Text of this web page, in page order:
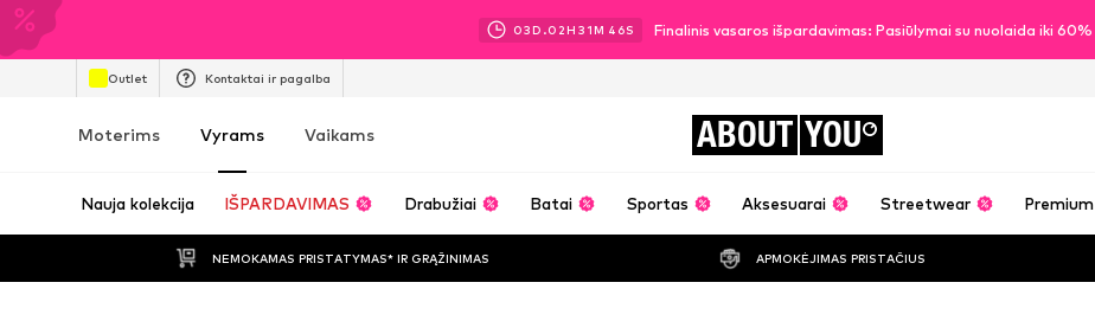
03D.02H 31M 45S Finalinis vasaros išpardavimas: Pasiūlymai su nuolaida iki 60%
Outlet Kontaktai ir pagalba
Moterims Vyrams Vaikams ABOUT YOU
Nauja kolekcija IŠPARDAVIMAS Drabužiai Batai Sportas Aksesuarai Streetwear Premium
NEMOKAMAS PRISTATYMAS* IR GRĄŽINIMAS APMOKĖJIMAS PRISTAČIUS